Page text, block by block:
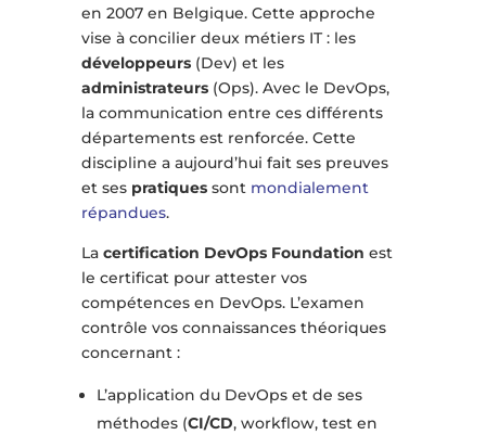
en 2007 en Belgique. Cette approche
vise à concilier deux métiers IT : les
développeurs(Dev) et les
administrateurs(Ops). Avec le DevOps,
la communication entre ces différents
départements est renforcée. Cette
discipline a aujourd’hui fait ses preuves
et ses pratiquessont mondialement
répandues.
La certification DevOps Foundation est
le certificat pour attester vos
compétences en DevOps. L’examen
contrôle vos connaissances théoriques
concernant :
L’application du DevOps et de ses
méthodes (CI/CD, workflow, test en